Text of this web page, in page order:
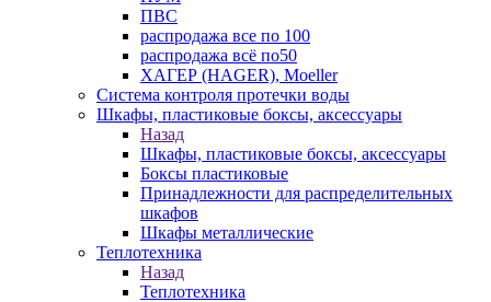
ПВС
распродажа все по 100
распродажа всё по50
ХАГЕР (HAGER), Moeller
Система контроля протечки воды
Шкафы, пластиковые боксы, аксессуары
Назад
Шкафы, пластиковые боксы, аксессуары
Боксы пластиковые
Принадлежности для распределительных
шкафов
Шкафы металлические
Теплотехника
Назад
Теплотехника